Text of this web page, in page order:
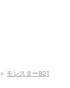
モンスター821